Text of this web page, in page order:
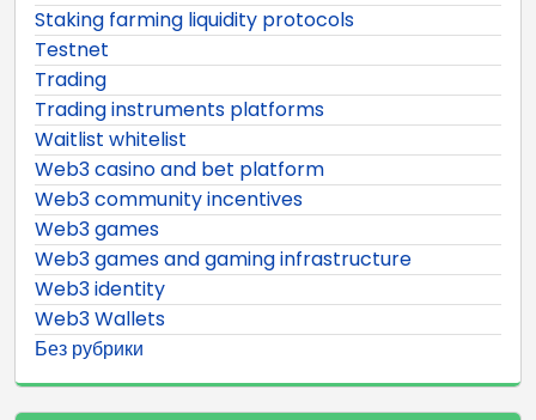
Staking farming liquidity protocols
Testnet
Trading
Trading instruments platforms
Waitlist whitelist
Web3 casino and bet platform
Web3 community incentives
Web3 games
Web3 games and gaming infrastructure
Web3 identity
Web3 Wallets
Без рубрики